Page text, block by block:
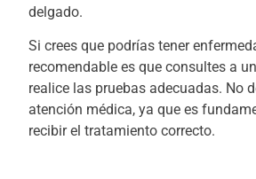
delgado.
Si crees que podrías tener
recomendable es que consultes a
realice las pruebas adecuadas. No
atención médica, ya que es
recibir el tratamiento correcto.